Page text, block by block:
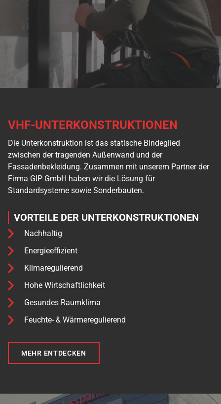
VHF-UNTERKONSTRUKTIONEN
Die Unterkonstruktion ist das statische Bindeglied
zwischen der tragenden Außenwand und der
Fassadenbekleidung. Zusammen mit unserem Partner der
Firma GIP GmbH haben wir die Lösung für
Standardsysteme sowie Sonderbauten.
VORTEILE DER UNTER­KONSTRUKTIONEN
Nachhaltig
Energieeffizient
Klimaregulierend
Hohe Wirtschaftlichkeit
Gesundes Raumklima
Feuchte- & Wärmeregulierend
MEHR ENTDECKEN